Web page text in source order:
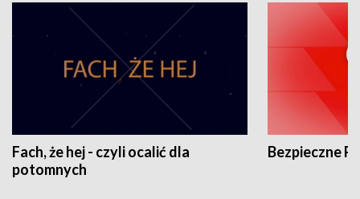
Fach, że hej - czyli ocalić dla
potomnych
Bezpieczne